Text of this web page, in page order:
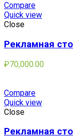
Compare
Quick view
Close
Рекламная
₽70,000.00
Compare
Quick view
Close
Рекламная